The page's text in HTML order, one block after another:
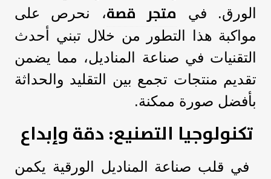
الورق. في متجر قصة، نحرص على
مواكبة هذا التطور من خلال تبني أحدث
التقنيات في صناعة المناديل، مما يضمن
تقديم منتجات تجمع بين التقليد والحداثة
بأفضل صورة ممكنة.
تكنولوجيا التصنيع: دقة وإبداع
في قلب صناعة المناديل الورقية يكمن